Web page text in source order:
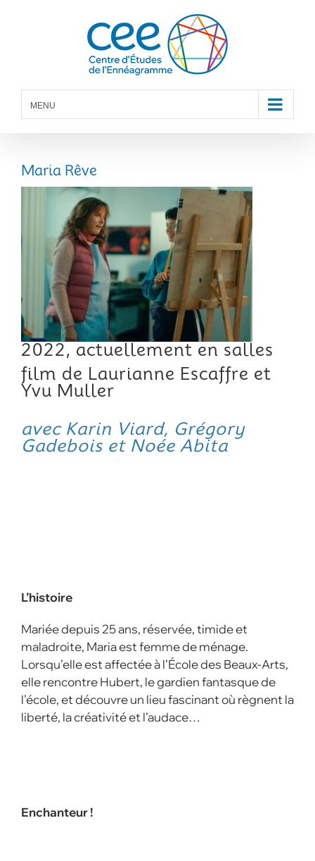
MENU
Maria Rêve
2022, actuellement en salles
film de Laurianne Escaffre et
Yvu Muller
avec Karin Viard, Grégory
Gadebois et Noée Abita
L’histoire
Mariée depuis 25 ans, réservée, timide et
maladroite, Maria est femme de ménage.
Lorsqu’elle est affectée à l’École des Beaux-Arts,
elle rencontre Hubert, le gardien fantasque de
l’école, et découvre un lieu fascinant où règnent la
liberté, la créativité et l’audace…
Enchanteur !